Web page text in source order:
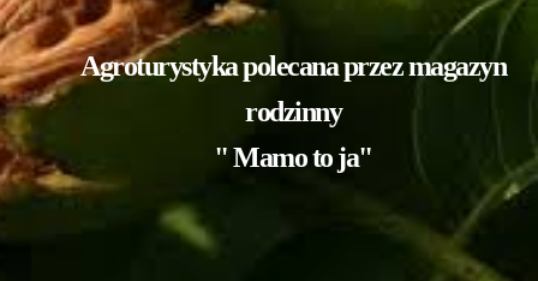
Agroturystyka polecana przez magazyn
rodzinny
" Mamo to ja"